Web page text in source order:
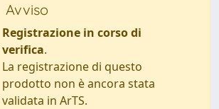
Avviso
Registrazione in corso di
verifica.
La registrazione di questo
prodotto non è ancora stata
validata in ArTS.